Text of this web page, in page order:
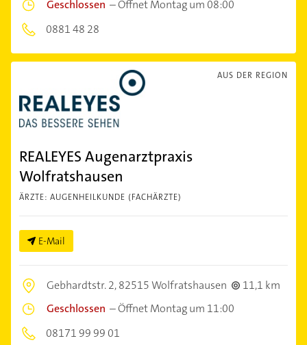
Geschlossen –Öffnet Montag um 08:00
0881 48 28
AUS DER REGION
REALEYES Augenarztpraxis
Wolfratshausen
ÄRZTE: AUGENHEILKUNDE (FACHÄRZTE)
E-Mail
Gebhardtstr. 2,82515 Wolfratshausen
11,1 km
Geschlossen –Öffnet Montag um 11:00
08171 99 99 01